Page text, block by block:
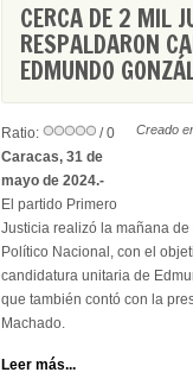
CERCA DE 2 MIL
RESPALDARON
EDMUNDO
Creado
Ratio:
/ 0
Caracas, 31 de
mayo de 2024.-
El partido Primero
Justicia realizó la mañana
Político Nacional, con el
candidatura unitaria de
que también contó con la
Machado.
Leer más...